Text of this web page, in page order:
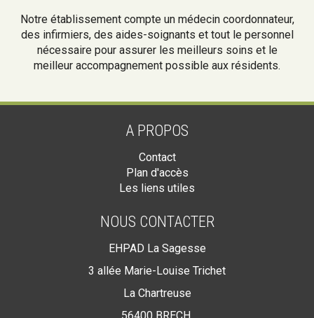
Notre établissement compte un médecin coordonnateur,
des infirmiers, des aides-soignants et tout le personnel
nécessaire pour assurer les meilleurs soins et le
meilleur accompagnement possible aux résidents.
A PROPOS
Contact
Plan d'accès
Les liens utiles
NOUS CONTACTER
EHPAD La Sagesse
3 allée Marie-Louise Trichet
La Chartreuse
56400 BRECH